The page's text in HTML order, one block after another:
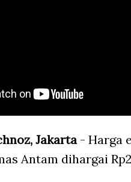
Jakarta - Harga
Antam dihargai